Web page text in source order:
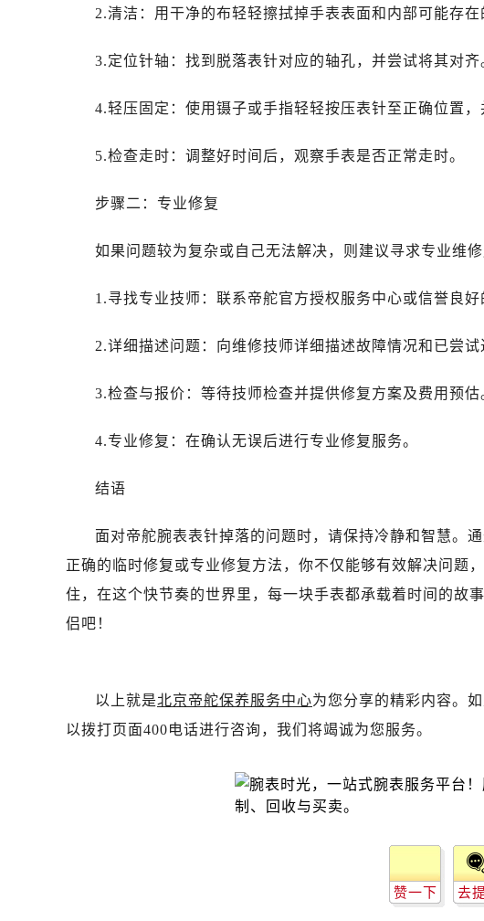
唐山市路南区新华东道100号万达广场写字楼A
内蒙古自治区呼和浩特市玉泉区大学西街70号
重庆市解放碑渝中区民权路28号英利国际金融中
黑龙江省鹤岗市向阳区红军路帝舵售后服务中心
黑龙江省黑河市爱辉区中央街帝舵售后服务中心
黑龙江省佳木斯市向阳区长安路帝舵售后服务中
黑龙江省七台河市桃山区大同街帝舵售后服务中
黑龙江省双鸭山市尖山区新兴大街帝舵售后服务
黑龙江省伊春市伊美区通河路帝舵售后服务中心
吉林省白山市浑江区浑江大街帝舵售后服务中心
吉林省梅河口市新华街道梅河大街帝舵售后服务
吉林省松原市宁江区五环大街帝舵售后服务中心
吉林省通化市东昌区环通乡江南大街帝舵售后服
辽宁省朝阳市双塔区新华路帝舵售后服务中心（
辽宁省丹东市振兴区七经街帝舵售后服务中心（
辽宁省阜新市海州区解放大街帝舵售后服务中心
辽宁省葫芦岛市连山区中央路帝舵售后服务中心
辽宁省辽阳市白塔区新运大街帝舵售后服务中心
辽宁省盘锦市兴隆台区石油大街帝舵售后服务中
2.清洁：用干净的布轻轻擦拭掉手表表面和内部可能存在
3.定位针轴：找到脱落表针对应的轴孔，并尝试将其对齐
4.轻压固定：使用镊子或手指轻轻按压表针至正确位置，
5.检查走时：调整好时间后，观察手表是否正常走时。
步骤二：专业修复
如果问题较为复杂或自己无法解决，则建议寻求专业维修
1.寻找专业技师：联系帝舵官方授权服务中心或信誉良好
2.详细描述问题：向维修技师详细描述故障情况和已尝试
3.检查与报价：等待技师检查并提供修复方案及费用预估
4.专业修复：在确认无误后进行专业修复服务。
结语
面对帝舵腕表表针掉落的问题时，请保持冷静和智慧。
正确的临时修复或专业修复方法，你不仅能够有效解决问题
住，在这个快节奏的世界里，每一块手表都承载着时间的故
侣吧！
以上就是北京帝舵保养服务中心为您分享的精彩内容。
以拨打页面400电话进行咨询，我们将竭诚为您服务。
赞一下 去